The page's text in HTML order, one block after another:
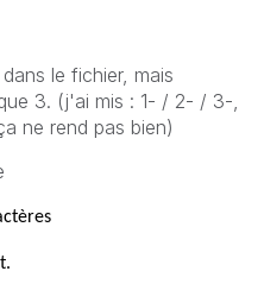
le fichier, mais
3. (j'ai mis : 1- / 2- / 3-,
ne rend pas bien)